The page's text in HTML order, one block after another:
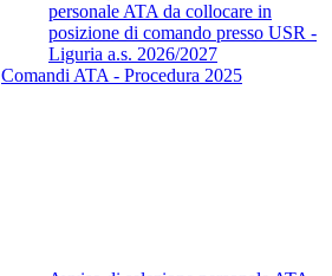
personale ATA da collocare in
posizione di comando presso USR -
Liguria a.s. 2026/2027
Comandi ATA - Procedura 2025